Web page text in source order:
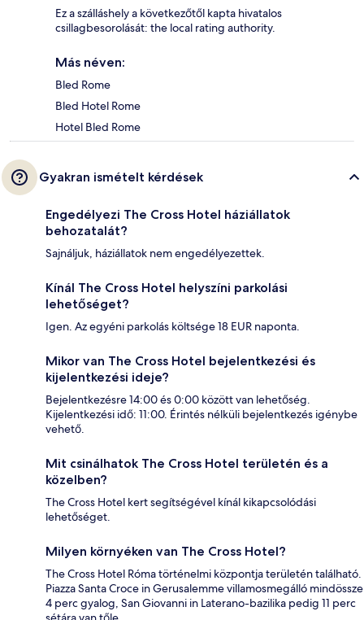
Ez a szálláshely a következőtől kapta hivatalos
csillagbesorolását: the local rating authority.
Más néven:
Bled Rome
Bled Hotel Rome
Hotel Bled Rome
Gyakran ismételt kérdések
Engedélyezi The Cross Hotel háziállatok
behozatalát?
Sajnáljuk, háziállatok nem engedélyezettek.
Kínál The Cross Hotel helyszíni parkolási
lehetőséget?
Igen. Az egyéni parkolás költsége 18 EUR naponta.
Mikor van The Cross Hotel bejelentkezési és
kijelentkezési ideje?
Bejelentkezésre 14:00 és 0:00 között van lehetőség.
Kijelentkezési idő: 11:00. Érintés nélküli bejelentkezés igénybe
vehető.
Mit csinálhatok The Cross Hotel területén és a
közelben?
The Cross Hotel kert segítségével kínál kikapcsolódási
lehetőséget.
Milyen környéken van The Cross Hotel?
The Cross Hotel Róma történelmi központja területén található.
Piazza Santa Croce in Gerusalemme villamosmegálló mindössze
4 perc gyalog, San Giovanni in Laterano-bazilika pedig 11 perc